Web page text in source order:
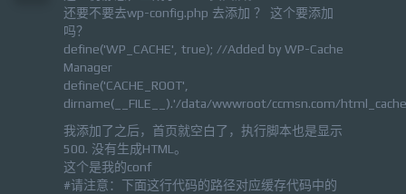
还要不要去wp-config.php 去添加 ？ 这个要添加
吗？
define('WP_CACHE', true); //Added by WP-Cache
Manager
define('CACHE_ROOT',
dirname(__FILE__).'/data/wwwroot/ccmsn.com/html_cache/
我添加了之后，首页就空白了，执行脚本也是显示
500. 没有生成HTML。
这个是我的conf
#请注意：下面这行代码的路径对应缓存代码中的